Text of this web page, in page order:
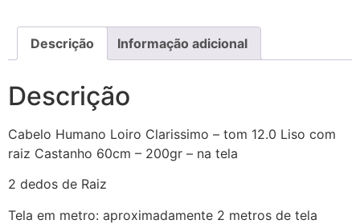
Descrição Informação adicional
Descrição
Cabelo Humano Loiro Clarissimo – tom 12.0 Liso com
raiz Castanho 60cm – 200gr – na tela
2 dedos de Raiz
Tela em metro: aproximadamente 2 metros de tela